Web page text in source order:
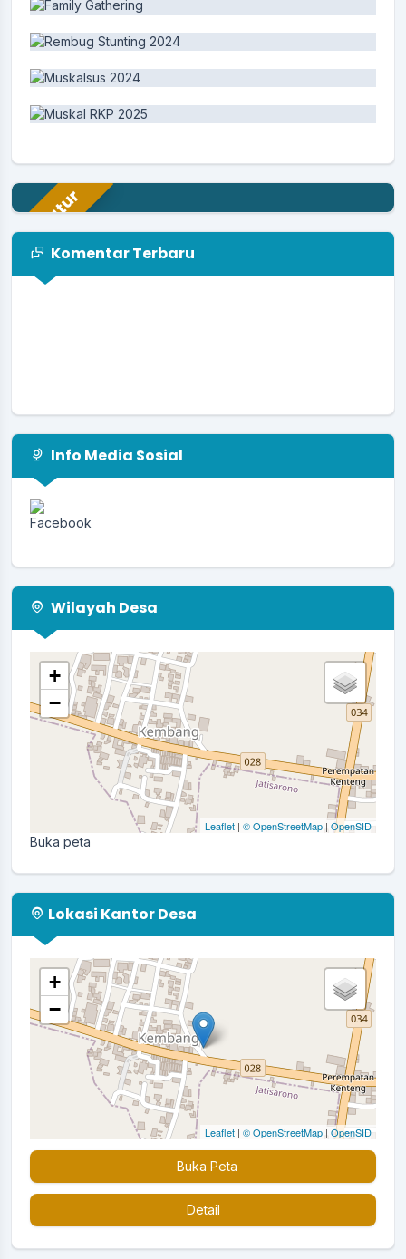
AparaturKomentar Terbaru
Info Media Sosial
Wilayah Desa
+
−
Leaflet | © OpenStreetMap | OpenSID
Buka peta
Lokasi Kantor Desa
+
−
Leaflet | © OpenStreetMap | OpenSID
Buka Peta
Detail